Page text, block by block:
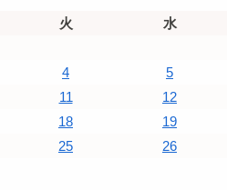
火 水
4 5
11 12
18 19
25 26